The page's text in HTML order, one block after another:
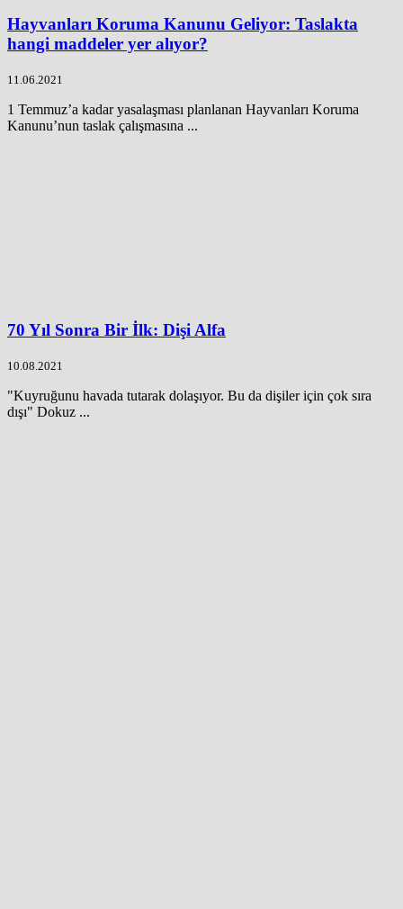
Hayvanları Koruma Kanunu Geliyor: Taslakta
hangi maddeler yer alıyor?
11.06.2021
1 Temmuz’a kadar yasalaşması planlanan Hayvanları Koruma
Kanunu’nun taslak çalışmasına ...
70 Yıl Sonra Bir İlk: Dişi Alfa
10.08.2021
"Kuyruğunu havada tutarak dolaşıyor. Bu da dişiler için çok sıra
dışı" Dokuz ...